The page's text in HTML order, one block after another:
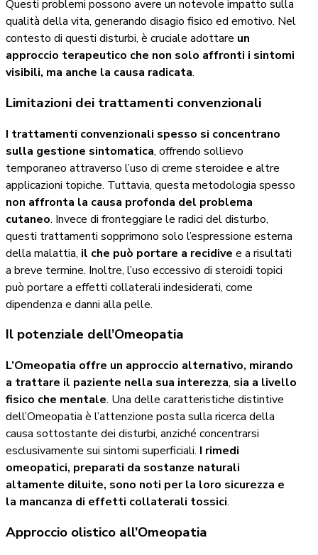
Questi problemi possono avere un notevole impatto sulla
qualità della vita, generando disagio fisico ed emotivo. Nel
contesto di questi disturbi, è cruciale adottare un
approccio terapeutico che non solo affronti i sintomi
visibili, ma anche la causa radicata.
Limitazioni dei trattamenti convenzionali
I trattamenti convenzionali spesso si concentrano
sulla gestione sintomatica, offrendo sollievo
temporaneo attraverso l’uso di creme steroidee e altre
applicazioni topiche. Tuttavia, questa metodologia spesso
non affronta la causa profonda del problema
cutaneo. Invece di fronteggiare le radici del disturbo,
questi trattamenti sopprimono solo l’espressione esterna
della malattia, il che può portare a recidive e a risultati
a breve termine. Inoltre, l’uso eccessivo di steroidi topici
può portare a effetti collaterali indesiderati, come
dipendenza e danni alla pelle.
Il potenziale dell’Omeopatia
L’Omeopatia offre un approccio alternativo, mirando
a trattare il paziente nella sua interezza, sia a livello
fisico che mentale. Una delle caratteristiche distintive
dell’Omeopatia è l’attenzione posta sulla ricerca della
causa sottostante dei disturbi, anziché concentrarsi
esclusivamente sui sintomi superficiali. I rimedi
omeopatici, preparati da sostanze naturali
altamente diluite, sono noti per la loro sicurezza e
la mancanza di effetti collaterali tossici.
Approccio olistico all’Omeopatia